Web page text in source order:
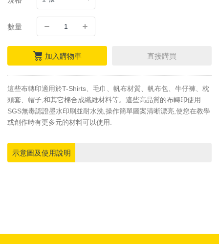
數量
加入購物車 直接購買
這些布轉印適用於T-Shirts、毛巾、帆布材質、帆布包、牛仔褲、枕
頭套、帽子,和其它棉合成纖維材料等。這些高品質的布轉印使用
SGS無毒認證墨水印刷並耐水洗,操作簡單圖案清晰漂亮,使您在教學
或創作時有更多元的材料可以使用.
示意圖及使用說明